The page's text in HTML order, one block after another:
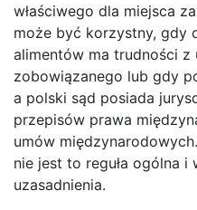
właściwego dla miejsca
może być korzystny, gdy
alimentów ma trudności z
zobowiązanego lub gdy
a polski sąd posiada
przepisów prawa
umów
nie jest to reguła ogólna i
uzasadnienia.